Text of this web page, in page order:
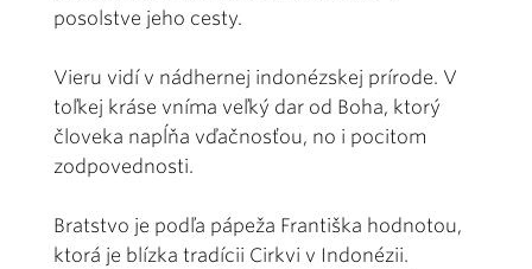
posolstve jeho cesty.
Vieru vidí v nádhernej indonézskej prírode. V
toľkej kráse vníma veľký dar od Boha, ktorý
človeka napĺňa vďačnosťou, no i pocitom
zodpovednosti.
Bratstvo je podľa pápeža Františka hodnotou,
ktorá je blízka tradícii Cirkvi v Indonézii.